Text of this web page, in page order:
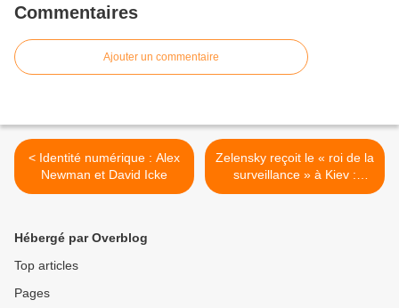
Commentaires
Ajouter un commentaire
< Identité numérique : Alex
Newman et David Icke
Zelensky reçoit le « roi de la
surveillance » à Kiev :
Palantir, l’ombre de Peter
Hébergé par Overblog
Top articles
Pages